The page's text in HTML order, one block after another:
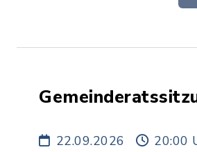
22.09.2026
20:00